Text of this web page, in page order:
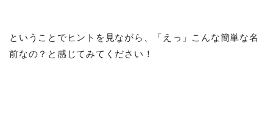
ということでヒントを見ながら、「えっ」こんな簡単な名
前なの？と感じてみてください！